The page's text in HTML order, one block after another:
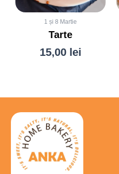
1 și 8 Martie
Tarte
15,00 lei